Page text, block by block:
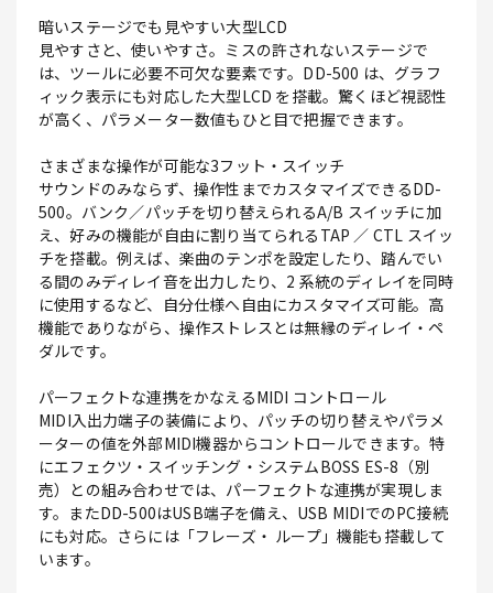
暗いステージでも見やすい大型LCD
見やすさと、使いやすさ。ミスの許されないステージで
は、ツールに必要不可欠な要素です。DD-500 は、グラフ
ィック表示にも対応した大型LCD を搭載。驚くほど視認性
が高く、パラメーター数値もひと目で把握できます。
さまざまな操作が可能な3フット・スイッチ
サウンドのみならず、操作性までカスタマイズできるDD-
500。バンク／パッチを切り替えられるA/B スイッチに加
え、好みの機能が自由に割り当てられるTAP ／ CTL スイッ
チを搭載。例えば、楽曲のテンポを設定したり、踏んでい
る間のみディレイ音を出力したり、2 系統のディレイを同時
に使用するなど、自分仕様へ自由にカスタマイズ可能。高
機能でありながら、操作ストレスとは無縁のディレイ・ペ
ダルです。
パーフェクトな連携をかなえるMIDI コントロール
MIDI入出力端子の装備により、パッチの切り替えやパラメ
ーターの値を外部MIDI機器からコントロールできます。特
にエフェクツ・スイッチング・システムBOSS ES-8（別
売）との組み合わせでは、パーフェクトな連携が実現しま
す。またDD-500はUSB端子を備え、USB MIDIでのPC接続
にも対応。さらには「フレーズ・ ループ」機能も搭載して
います。